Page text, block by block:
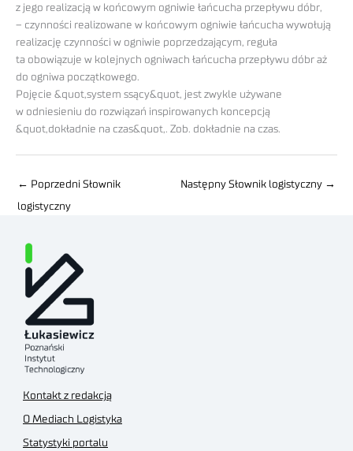
z jego realizacją w końcowym ogniwie łańcucha przepływu dóbr,
– czynności realizowane w końcowym ogniwie łańcucha wywołują
realizację czynności w ogniwie poprzedzającym, reguła
ta obowiązuje w kolejnych ogniwach łańcucha przepływu dóbr aż
do ogniwa początkowego.
Pojęcie &quot,system ssący&quot, jest zwykle używane
w odniesieniu do rozwiązań inspirowanych koncepcją
&quot,dokładnie na czas&quot,. Zob. dokładnie na czas.
← Poprzedni Słownik
logistyczny
Następny Słownik logistyczny →
Kontakt z redakcją
O Mediach Logistyka
Statystyki portalu